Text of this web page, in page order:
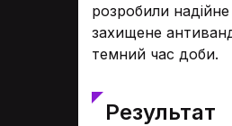
розробили
захищене
темний час доби.
Результат